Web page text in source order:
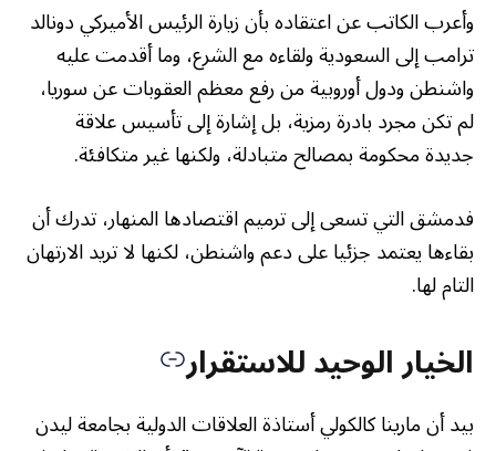
وأعرب الكاتب عن اعتقاده بأن زيارة الرئيس الأميركي دونالد
ترامب إلى السعودية ولقاءه مع الشرع، وما أقدمت عليه
واشنطن ودول أوروبية من رفع معظم العقوبات عن سوريا،
لم تكن مجرد بادرة رمزية، بل إشارة إلى تأسيس علاقة
جديدة محكومة بمصالح متبادلة، ولكنها غير متكافئة.
فدمشق التي تسعى إلى ترميم اقتصادها المنهار، تدرك أن
بقاءها يعتمد جزئيا على دعم واشنطن، لكنها لا تريد الارتهان
التام لها.
الخيار الوحيد للاستقرار
بيد أن مارينا كالكولي أستاذة العلاقات الدولية بجامعة ليدن